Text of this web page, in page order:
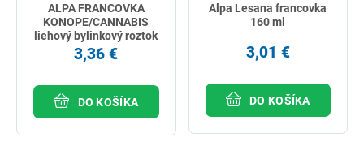
ALPA FRANCOVKA
KONOPE/CANNABIS
liehový bylinkový roztok
160 ml
3,36 €
DO KOŠÍKA
Alpa Lesana francovka
160 ml
3,01 €
DO KOŠÍKA